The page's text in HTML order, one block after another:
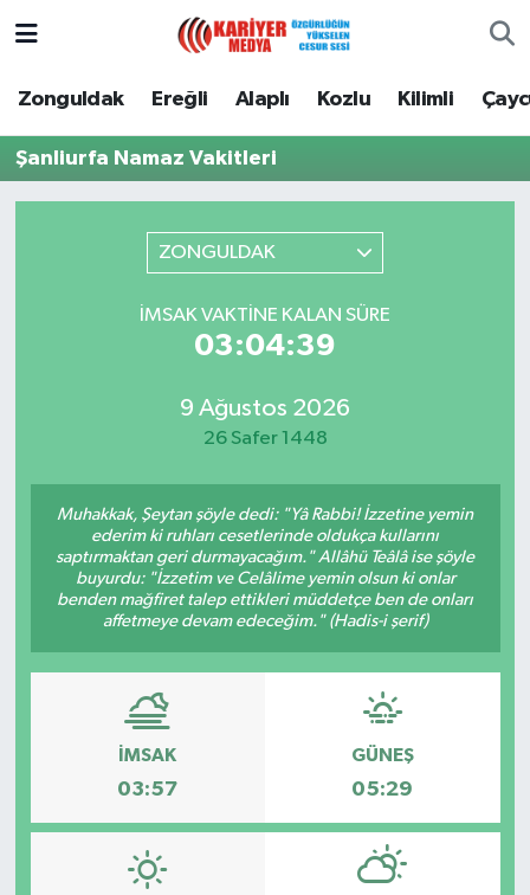
Zonguldak Ereğli Alaplı Kozlu Kilimli
Şanliurfa Namaz Vakitleri
ZONGULDAK
İMSAK VAKTINE KALAN SÜRE
03:04:39
9 Ağustos 2026
26 Safer 1448
Muhakkak, Şeytan şöyle dedi: "Yâ Rabbi! İzzetine yemin
ederim ki ruhları cesetlerinde oldukça kullarını
saptırmaktan geri durmayacağım." Allâhü Teâlâ ise şöyle
buyurdu: "İzzetim ve Celâlime yemin olsun ki onlar
benden mağfiret talep ettikleri müddetçe ben de onları
affetmeye devam edeceğim." (Hadis-i şerif)
İMSAK
03:57
GÜNEŞ
05:29
Zonguldak
Ereğli
Devrek
Özel
Mesaj
Ulusal
Zonguldak Nöbetçi Eczaneler
Zonguldak Hava Durumu
Zonguldak Trafik Yoğunluk Haritası
Puan Durumu ve Fikstür
Haber Arşivi